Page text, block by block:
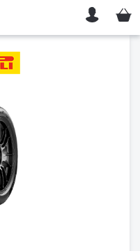
Mon